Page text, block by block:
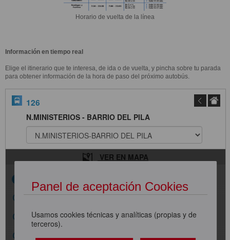
Horario de vuelta de la línea
Información en tiempo real
Elige el itinerario que te interesa, de ida o de vuelta, y pincha sobre tu parada
para obtener información de la hora de paso del próximo autobús.